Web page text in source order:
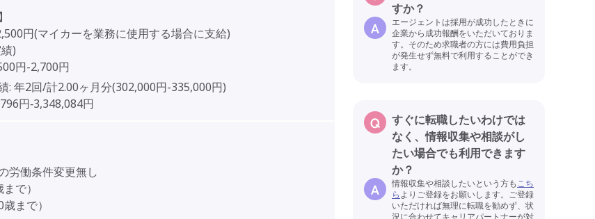
円(マイカーを業務に使用する場合に支給)
)
円-2,700円
: 年2回/計2.00ヶ月分(302,000円-335,000円)
円‐3,348,084円
労働条件変更無し
で）
まで）
すか？
エージェントは採用が成功したときに
企業から成功報酬をいただいておりま
す。そのため求職者の方には費用負担
が発生せず無料で利用することができ
ます。
すぐに転職したいわけでは
なく、情報収集や相談がし
たい場合でも利用できます
か？
情報収集や相談したいという方もこち
らよりご登録をお願いします。ご登録
いただければ無理に転職を勧めず、状
況に合わせてキャリアパートナーが対